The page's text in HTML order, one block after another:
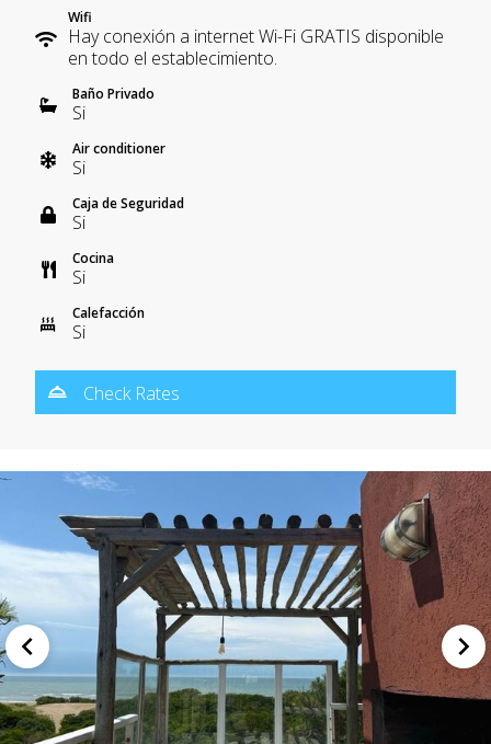
Wifi
Hay conexión a internet Wi-Fi GRATIS disponible
en todo el establecimiento.
Baño Privado
Si
Air conditioner
Si
Caja de Seguridad
Si
Cocina
Si
Calefacción
Si
Check Rates